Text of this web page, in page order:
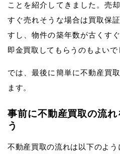
ことを紹介してきました。売
すぐ売れそうな場合は買取保
すし、物件の築年数が古くす
即金買取してもらうのもよいで
では、最後に簡単に不動産買
ます。
事前に不動産買取の流
う
不動産買取の流れは以下のよう